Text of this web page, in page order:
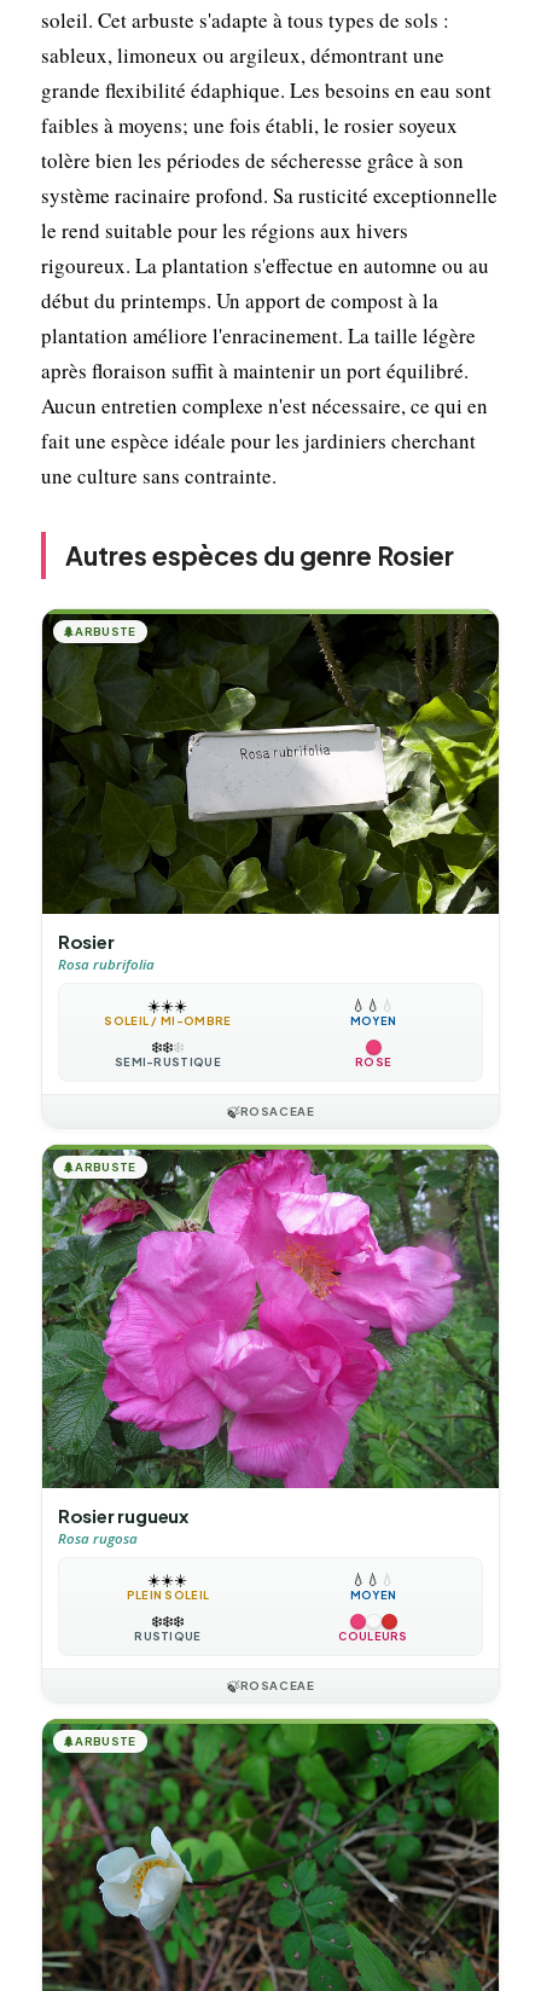
soleil. Cet arbuste s'adapte à tous types de sols :
sableux, limoneux ou argileux, démontrant une
grande flexibilité édaphique. Les besoins en eau sont
faibles à moyens; une fois établi, le rosier soyeux
tolère bien les périodes de sécheresse grâce à son
système racinaire profond. Sa rusticité exceptionnelle
le rend suitable pour les régions aux hivers
rigoureux. La plantation s'effectue en automne ou au
début du printemps. Un apport de compost à la
plantation améliore l'enracinement. La taille légère
après floraison suffit à maintenir un port équilibré.
Aucun entretien complexe n'est nécessaire, ce qui en
fait une espèce idéale pour les jardiniers cherchant
une culture sans contrainte.
Autres espèces du genre Rosier
🌲ARBUSTE
Rosier
Rosa rubrifolia
☀️☀️☀️
SOLEIL / MI-OMBRE
💧 💧 💧
MOYEN
❄️❄️❄️
SEMI-RUSTIQUE ROSE
🍃ROSACEAE
🌲ARBUSTE
Rosier rugueux
Rosa rugosa
☀️☀️☀️
PLEIN SOLEIL
💧 💧 💧
MOYEN
❄️❄️❄️
RUSTIQUE COULEURS
🍃ROSACEAE
🌲ARBUSTE